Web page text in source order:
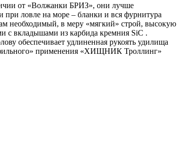
от «Волжанки БРИЗ», они лучше
ловле на море – бланки и вся фурнитура
необходимый, в меру «мягкий» строй, высокую
с вкладышами из карбида кремния SiC .
обеспечивает удлиненная рукоять удилища
применения «ХИЩНИК Троллинг»